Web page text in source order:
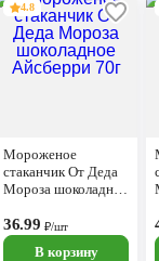
4.8
Мороженое
стаканчик От Деда
Мороза шоколадное
36.99₽/шт
В корзину